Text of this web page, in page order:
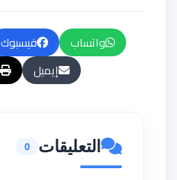
واتساب فيسبوك
إيميل
التعليقات 0